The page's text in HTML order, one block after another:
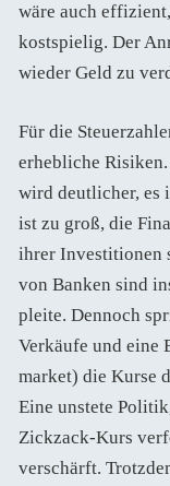
wäre auch
kostspielig. Der
wieder Geld zu
Für die
erhebliche
wird deutlicher, es
ist zu groß, die
ihrer Investitionen
von Banken sind
pleite. Dennoch
Verkäufe und eine
market) die Kurse
Eine unstete
Zickzack-Kurs
verschärft.